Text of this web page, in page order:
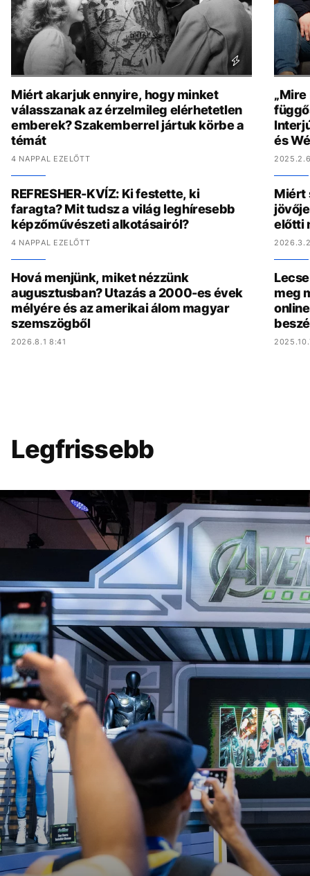
Miért akarjuk ennyire, hogy minket
válasszanak az érzelmileg elérhetetlen
emberek? Szakemberrel jártuk körbe a
témát
4 NAPPAL EZELŐTT
REFRESHER-KVÍZ: Ki festette, ki
faragta? Mit tudsz a világ leghíresebb
képzőművészeti alkotásairól?
4 NAPPAL EZELŐTT
Hová menjünk, miket nézzünk
augusztusban? Utazás a 2000-es évek
mélyére és az amerikai álom magyar
szemszögből
2026.8.1 8:41
és
Miért
előtti
meg
Legfrissebb